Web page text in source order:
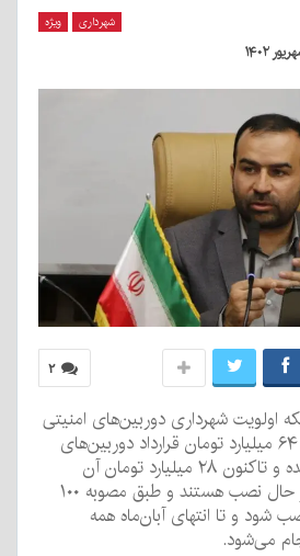
شهرداری ویژه
۲
اولویت شهرداری دوربین‌های امنیتی
است، عنوان کرد: حدود ۶۴ میلیارد تومان قرارداد دوربین‌های
پایش تصویری امضا شده و تاکنون ۲۸ میلیارد تومان آن
تجهیزات خریداری و در حال نصب هستند و طبق مصوبه ۱۰۰
شود و تا انتهای آبان‌ماه همه
می‌شود.